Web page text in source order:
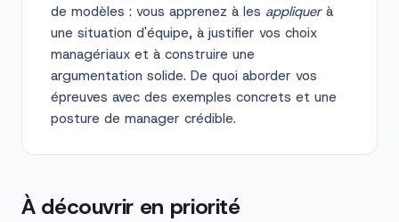
de modèles : vous apprenez à les appliquerà
une situation d'équipe, à justifier vos choix
managériaux et à construire une
argumentation solide. De quoi aborder vos
épreuves avec des exemples concrets et une
posture de manager crédible.
À découvrir en priorité